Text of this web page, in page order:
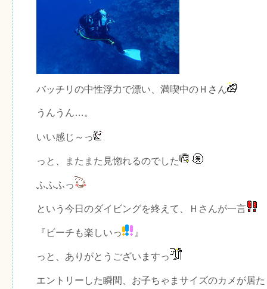
バッチリの中性浮力で漂い、満喫中のＨさん
うんうん…。
いい感じ～っ
っと、またまた見惚れるのでした
ふふふっ
という今日のダイビングを終えて、Ｈさんが一言
『ビーチも楽しいっ 』
っと、ありがとうございますっ
エントリーした瞬間、お子ちゃまサイズのカメが居た